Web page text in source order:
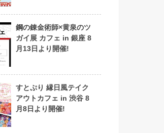
鋼の錬金術師×黄泉のツ
ガイ展 カフェ in 銀座 8
月13日より開催!
すとぷり 縁日風テイク
アウトカフェ in 渋谷 8
月8日より開催!